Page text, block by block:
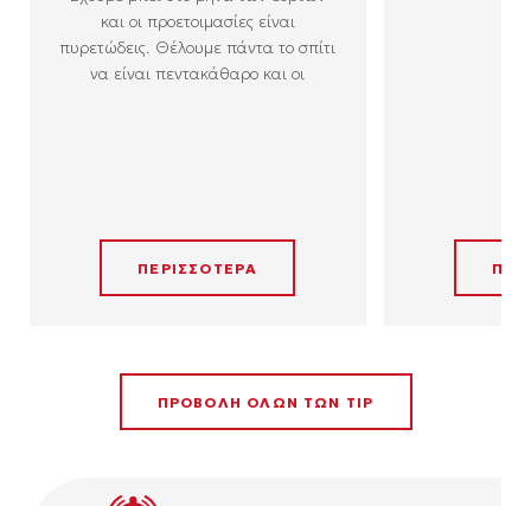
και οι προετοιμασίες είναι
πυρετώδεις. Θέλουμε πάντα το σπίτι
να είναι πεντακάθαρο και οι
ΠΕΡΙΣΣΟΤΕΡΑ
ΠΡΟΒΟΛΗ ΟΛΩΝ ΤΩΝ TIP